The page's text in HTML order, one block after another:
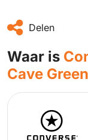
Delen
Waar is
Cave